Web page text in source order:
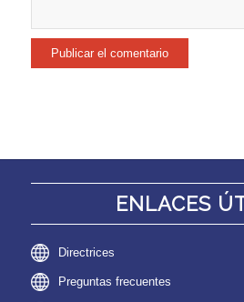
ENLACES
Directrices
Preguntas frecuentes